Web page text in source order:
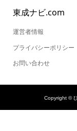
東成ナビ.com
運営者情報
プライバシーポリシー
お問い合わせ
Copyright ©